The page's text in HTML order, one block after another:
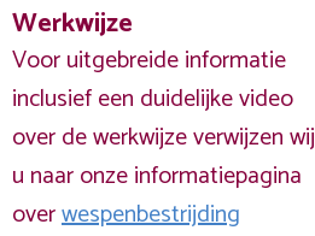
Werkwijze
Voor uitgebreide informatie
inclusief een duidelijke video
over de werkwijze verwijzen wij
u naar onze informatiepagina
overwespenbestrijding